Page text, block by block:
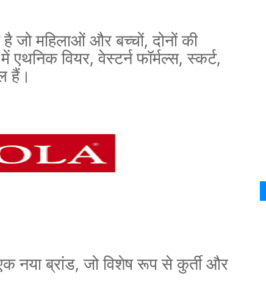
जो महिलाओं और बच्चों,दोनों की
एथनिक वियर,वेस्टर्न फॉर्मल्स,स्कर्ट,
हैं।
नया ब्रांड,जो विशेष रूप से कुर्ती और